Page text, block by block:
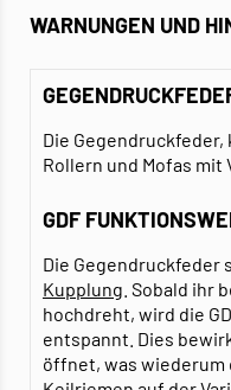
WARNUNGEN UND
Die Gegendruckfeder,
Rollern und Mofas mit
GDF
Die Gegendruckfeder
Kupplung . Sobald ihr
hochdreht, wird die
entspannt. Dies
öffnet, was wiederum